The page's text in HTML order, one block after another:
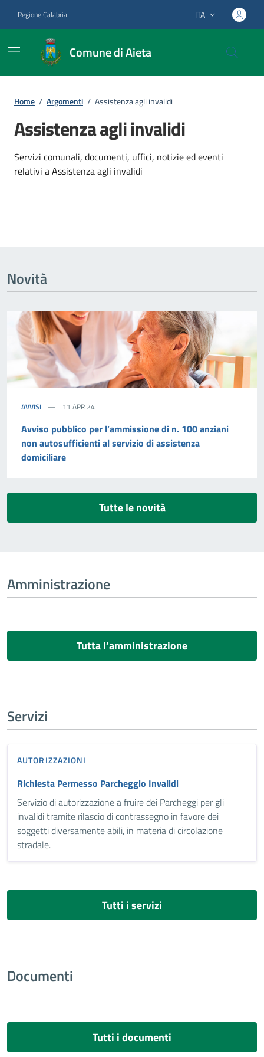
Regione Calabria Lingua attiva:
ITA
Comune di Aieta
Home / Argomenti / Assistenza agli invalidi
Assistenza agli invalidi
Dettagli dell'argomento
Servizi comunali, documenti, uffici, notizie ed eventi
relativi a Assistenza agli invalidi
Novità
AVVISI 11 APR 24
Avviso pubblico per l’ammissione di n. 100 anziani
non autosufficienti al servizio di assistenza
domiciliare
Tutte le novità
Amministrazione
Tutta l’amministrazione
Servizi
AUTORIZZAZIONI
Richiesta Permesso Parcheggio Invalidi
Servizio di autorizzazione a fruire dei Parcheggi per gli
invalidi tramite rilascio di contrassegno in favore dei
soggetti diversamente abili, in materia di circolazione
stradale.
Tutti i servizi
Documenti
Tutti i documenti